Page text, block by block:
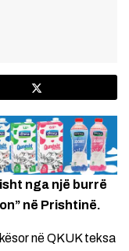
nga një burrë
në Prishtinë.
në QKUK teksa